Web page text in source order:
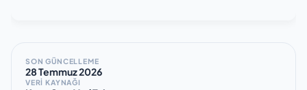
SON GÜNCELLEME
28 Temmuz 2026
VERİ KAYNAĞI